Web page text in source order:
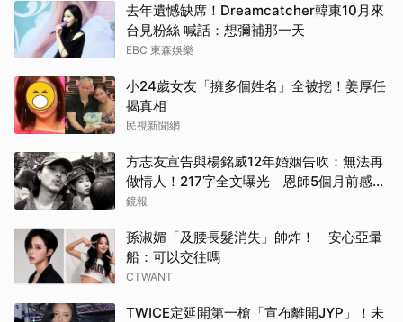
去年遺憾缺席！Dreamcatcher韓東10月來
台見粉絲 喊話：想彌補那一天
EBC 東森娛樂
小24歲女友「擁多個姓名」全被挖！姜厚任
揭真相
民視新聞網
方志友宣告與楊銘威12年婚姻告吹：無法再
做情人！217字全文曝光 恩師5個月前感嘆
7字早洩婚變端倪
鏡報
孫淑媚「及腰長髮消失」帥炸！ 安心亞暈
船：可以交往嗎
CTWANT
TWICE定延開第一槍「宣布離開JYP」！未